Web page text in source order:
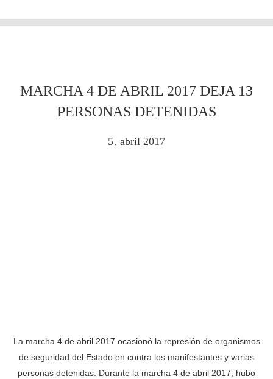
MARCHA 4 DE ABRIL 2017 DEJA 13
PERSONAS DETENIDAS
5 . abril 2017
La marcha 4 de abril 2017 ocasionó la represión de organismos
de seguridad del Estado en contra los manifestantes y varias
personas detenidas. Durante la marcha 4 de abril 2017, hubo